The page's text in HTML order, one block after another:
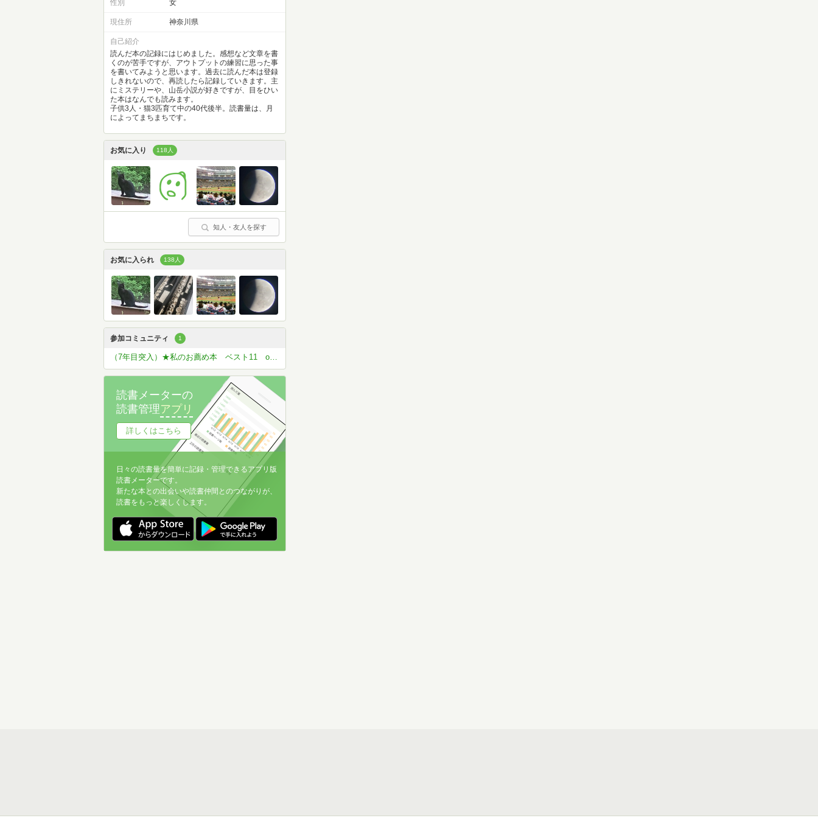
性別 女
現住所 神奈川県
自己紹介
読んだ本の記録にはじめました。感想など文章を書
くのが苦手ですが、アウトプットの練習に思った事
を書いてみようと思います。過去に読んだ本は登録
しきれないので、再読したら記録していきます。主
にミステリーや、山岳小説が好きですが、目をひい
た本はなんでも読みます。
子供3人・猫3匹育て中の40代後半。読書量は、月
によってまちまちです。
お気に入り 118人
知人・友人を探す
お気に入られ 138人
参加コミュニティ 1
（7年目突入）★私のお薦め本 ベスト11 or ベスト5
読書メーターの
読書管理アプリ
詳しくはこちら
日々の読書量を簡単に記録・管理できるアプリ版
読書メーターです。
新たな本との出会いや読書仲間とのつながりが、
読書をもっと楽しくします。